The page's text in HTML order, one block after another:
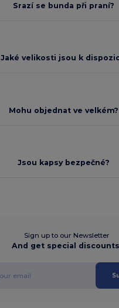
Srazí se bunda při praní?
Jaké velikosti jsou k
Mohu objednat ve velkém?
Jsou kapsy bezpečné?
Sign up to our Newsletter
And get special